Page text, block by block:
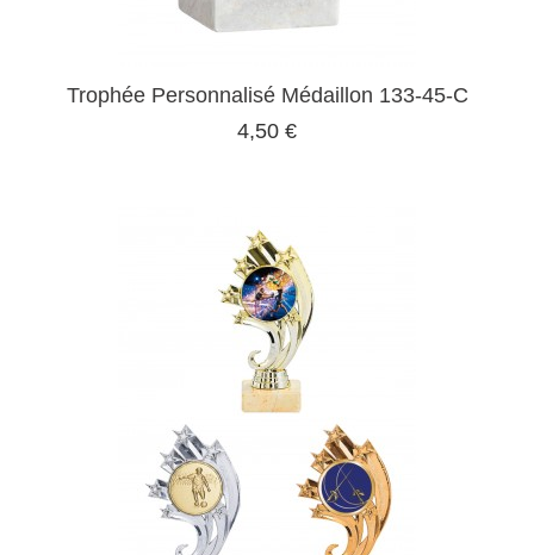
Trophée Personnalisé Médaillon 133-45-C
4,50 €